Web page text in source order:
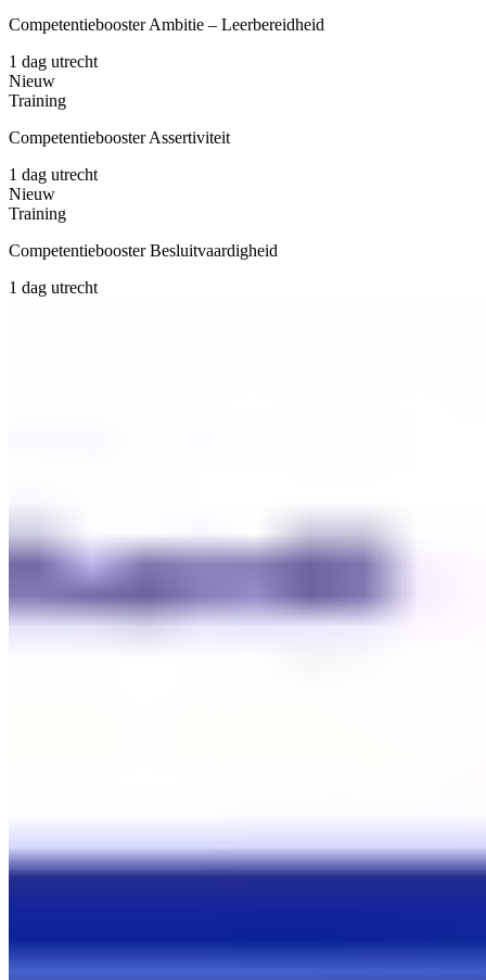
Competentiebooster Ambitie – Leerbereidheid
1 dag utrecht
Nieuw
Training
Competentiebooster Assertiviteit
1 dag utrecht
Nieuw
Training
Competentiebooster Besluitvaardigheid
1 dag utrecht